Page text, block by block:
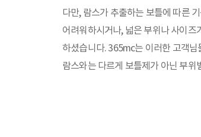
다만, 람스가 추출하는 보틀에 따른
어려워하시거나, 넓은 부위나 사이
하셨습니다. 365mc는 이러한 고객
람스와는 다르게 보틀제가 아닌 부